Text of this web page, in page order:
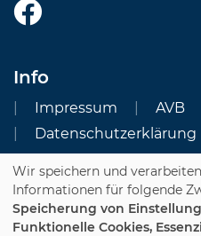
Info
Impressum
AVB
Datenschutzerklärung
Cookie Einstellungen
Dozenten-Login
Wir speichern und
Informationen für folgende
Speicherung von
Funktionelle Cookies,